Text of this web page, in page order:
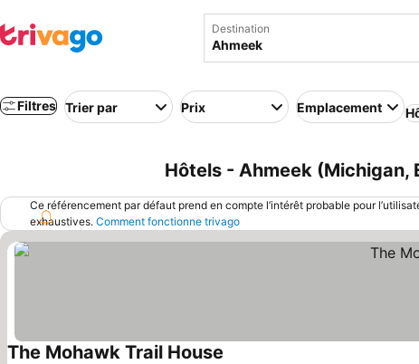
Destination
Filtres Trier par Prix Emplacement
Hôtels - Ahmeek (Michigan,
Ce référencement par défaut prend en compte l’intérêt probable pour
exhaustives. Comment fonctionne trivago
The Mohawk Trail House